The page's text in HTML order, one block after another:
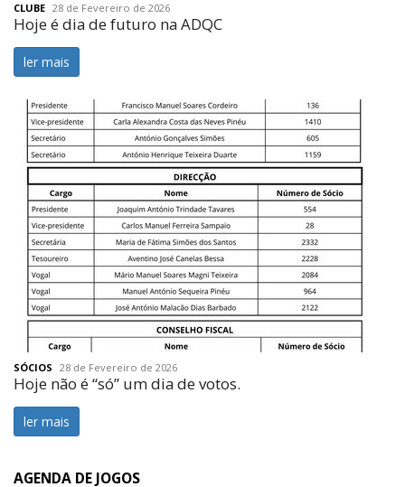
CLUBE 28 de Fevereiro de 2026
Hoje é dia de futuro na ADQC
ler mais
SÓCIOS 28 de Fevereiro de 2026
Hoje não é “só” um dia de votos.
ler mais
AGENDA DE JOGOS